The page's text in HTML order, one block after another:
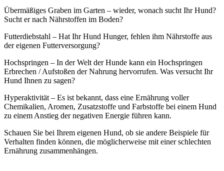
Übermäßiges Graben im Garten – wieder, wonach sucht Ihr Hund?
Sucht er nach Nährstoffen im Boden?
Futterdiebstahl – Hat Ihr Hund Hunger, fehlen ihm Nährstoffe aus
der eigenen Futterversorgung?
Hochspringen – In der Welt der Hunde kann ein Hochspringen
Erbrechen / Aufstoßen der Nahrung hervorrufen. Was versucht Ihr
Hund Ihnen zu sagen?
Hyperaktivität – Es ist bekannt, dass eine Ernährung voller
Chemikalien, Aromen, Zusatzstoffe und Farbstoffe bei einem Hund
zu einem Anstieg der negativen Energie führen kann.
Schauen Sie bei Ihrem eigenen Hund, ob sie andere Beispiele für
Verhalten finden können, die möglicherweise mit einer schlechten
Ernährung zusammenhängen.